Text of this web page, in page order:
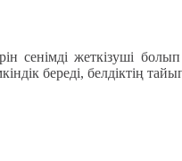
жеткізуші
береді, белдіктің